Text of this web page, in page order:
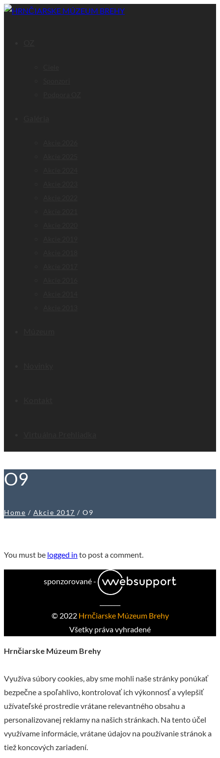
O9
Home / Akcie 2017 / O9
You must be logged in to post a comment.
sponzorované -
© 2022 Hrnčiarske Múzeum Brehy
Všetky práva vyhradené
Hrnčiarske Múzeum Brehy
Využíva súbory cookies, aby sme mohli naše stránky ponúkať
bezpečne a spoľahlivo, kontrolovať ich výkonnosť a vylepšiť
užívateľské prostredie vrátane relevantného obsahu a
personalizovanej reklamy na našich stránkach. Na tento účel
využívame informácie, vrátane údajov na používanie stránok a
tiež koncových zariadení.